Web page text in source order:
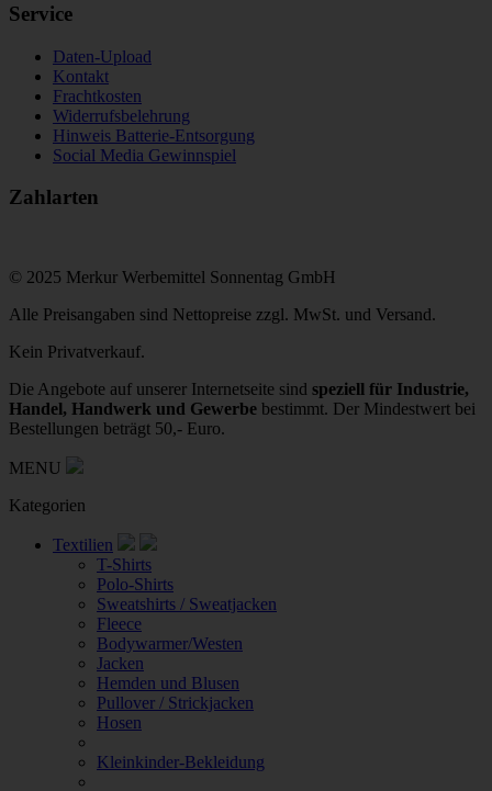
Service
Daten-Upload
Kontakt
Frachtkosten
Widerrufsbelehrung
Hinweis Batterie-Entsorgung
Social Media Gewinnspiel
Zahlarten
© 2025 Merkur Werbemittel Sonnentag GmbH
Alle Preisangaben sind Nettopreise zzgl. MwSt. und Versand.
Kein Privatverkauf.
Die Angebote auf unserer Internetseite sind speziell für Industrie,
Handel, Handwerk und Gewerbe bestimmt. Der Mindestwert bei
Bestellungen beträgt 50,- Euro.
MENU
Kategorien
Textilien
T-Shirts
Polo-Shirts
Sweatshirts / Sweatjacken
Fleece
Bodywarmer/Westen
Jacken
Hemden und Blusen
Pullover / Strickjacken
Hosen
Kleinkinder-Bekleidung